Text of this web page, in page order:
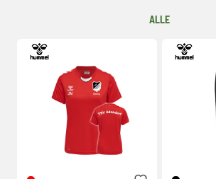
ALLE